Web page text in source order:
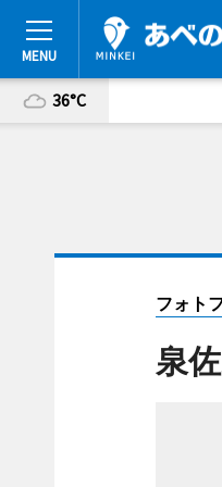
36°C
フォト
泉